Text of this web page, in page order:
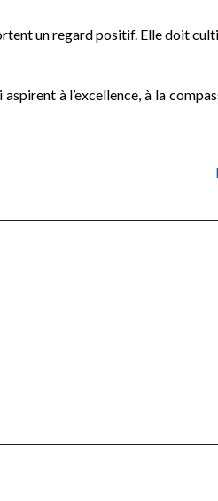
un regard positif. Elle doit
à l’excellence, à la